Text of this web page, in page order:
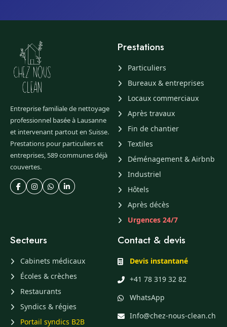
Entreprise familiale de nettoyage
professionnel basée à Lausanne
et intervenant partout en Suisse.
Prestations pour particuliers et
entreprises, 589 communes déjà
couvertes.
Prestations
Particuliers
Bureaux & entreprises
Locaux commerciaux
Après travaux
Fin de chantier
Textiles
Déménagement & Airbnb
Industriel
Hôtels
Après décès
Urgences 24/7
Secteurs
Cabinets médicaux
Écoles & crèches
Restaurants
Syndics & régies
Portail syndics B2B
Contact & devis
Devis instantané
+41 78 319 32 82
WhatsApp
Info@chez-nous-clean.ch